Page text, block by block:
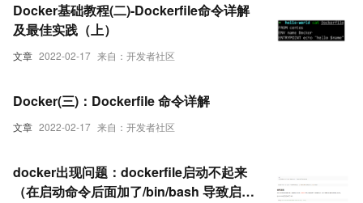
文章 2022-02-17 来自：开发者社区
Docker基础教程(二)-Dockerfile命令详解
及最佳实践（上）
文章 2022-02-17 来自：开发者社区
Docker(三)：Dockerfile 命令详解
docker出现问题：dockerfile启动不起来
（在启动命令后面加了/bin/bash 导致启动